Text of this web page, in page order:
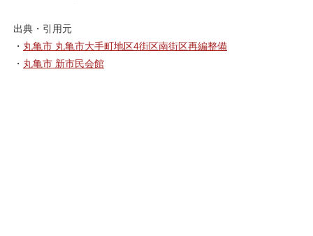
出典・引用元
・ 丸亀市 丸亀市大手町地区4街区南街区再編整備
・ 丸亀市 新市民会館